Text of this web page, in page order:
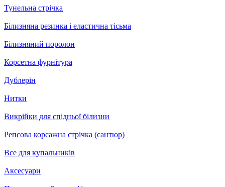
Тунельна стрічка
Білизняна резинка і еластична тісьма
Білизняний поролон
Корсетна фурнітура
Дублерін
Нитки
Викрійки для спідньої білизни
Репсова корсажна стрічка (сантюр)
Все для купальників
Аксесуари